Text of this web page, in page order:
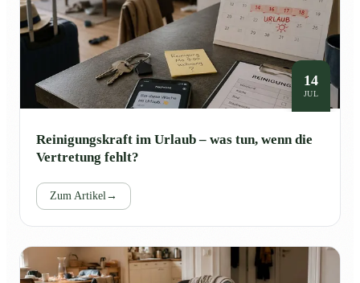
14
JUL
Reinigungskraft im Urlaub – was tun, wenn die
Vertretung fehlt?
Zum Artikel →